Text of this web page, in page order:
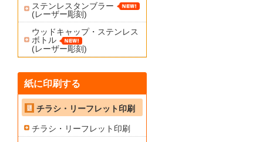
ステンレスタンブラー
(レーザー彫刻)
ウッドキャップ・ステンレス
ボトル
(レーザー彫刻)
紙に印刷する
チラシ・リーフレット印刷
チラシ・リーフレット印刷